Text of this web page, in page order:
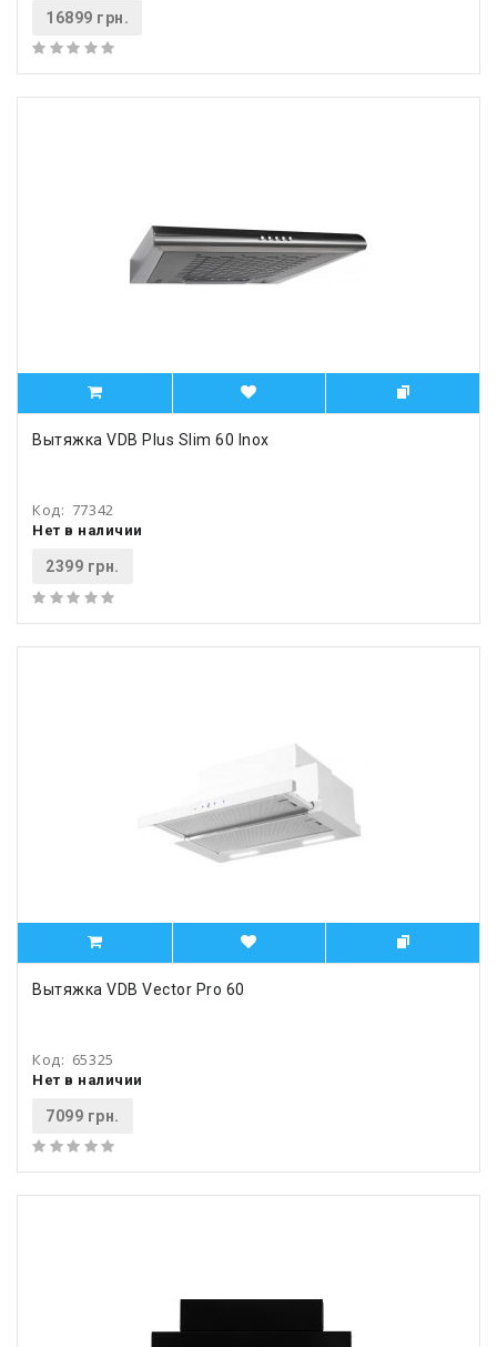
16899 грн.
Вытяжка VDB Plus Slim 60 Inox
Код: 77342
Нет в наличии
2399 грн.
Вытяжка VDB Vector Pro 60
Код: 65325
Нет в наличии
7099 грн.